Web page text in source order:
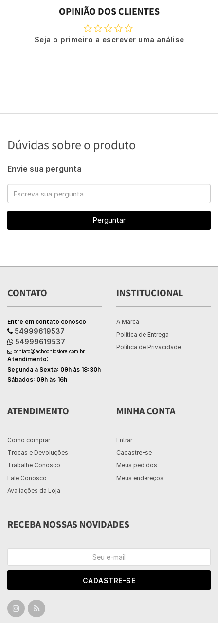
OPINIÃO DOS CLIENTES
Seja o primeiro a escrever uma análise
Dúvidas sobre o produto
Envie sua pergunta
Perguntar
CONTATO
Entre em contato conosco
54999619537
54999619537
contato@achochicstore.com.br
Atendimento:
Segunda à Sexta: 09h às 18:30h
Sábados: 09h às 16h
INSTITUCIONAL
A Marca
Política de Entrega
Política de Privacidade
ATENDIMENTO
Como comprar
Trocas e Devoluções
Trabalhe Conosco
Fale Conosco
Avaliações da Loja
MINHA CONTA
Entrar
Cadastre-se
Meus pedidos
Meus endereços
RECEBA NOSSAS NOVIDADES
CADASTRE-SE